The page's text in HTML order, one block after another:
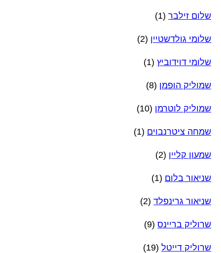
שלום זילבר (1)
שלומי גולדשטיין (2)
שלומי דוידוביץ (1)
שמוליק הופמן (8)
שמוליק לוטרמן (10)
שמחה ציטרנבוים (1)
שמעון קליין (2)
שניאור בלום (1)
שניאור גרינפלד (2)
שרוליק בריינס (9)
שרוליק דייטל (19)